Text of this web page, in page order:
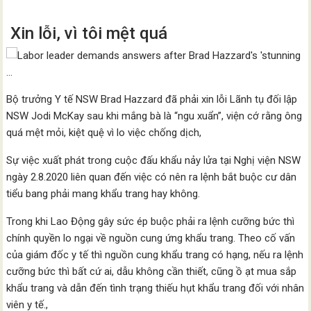
Xin lỗi, vì tôi mệt quá
Bộ trưởng Y tế NSW Brad Hazzard đã phải xin lỗi Lãnh tụ đối lập
NSW Jodi McKay sau khi mắng bà là “ngu xuẩn”, viện cớ rằng ông
quá mệt mỏi, kiệt quệ vì lo việc chống dịch,
Sự việc xuất phát trong cuộc đấu khẩu nảy lửa tại Nghị viện NSW
ngày 2.8.2020 liên quan đến việc có nên ra lệnh bắt buộc cư dân
tiểu bang phải mang khẩu trang hay không.
Trong khi Lao Động gây sức ép buộc phải ra lệnh cưỡng bức thì
chính quyền lo ngại về nguồn cung ứng khẩu trang. Theo cố vấn
của giám đốc y tế thì nguồn cung khẩu trang có hạng, nếu ra lệnh
cưỡng bức thì bất cứ ai, dẫu không cần thiết, cũng ồ ạt mua sắp
khẩu trang và dẫn đến tình trạng thiếu hụt khẩu trang đối với nhân
viên y tế.,